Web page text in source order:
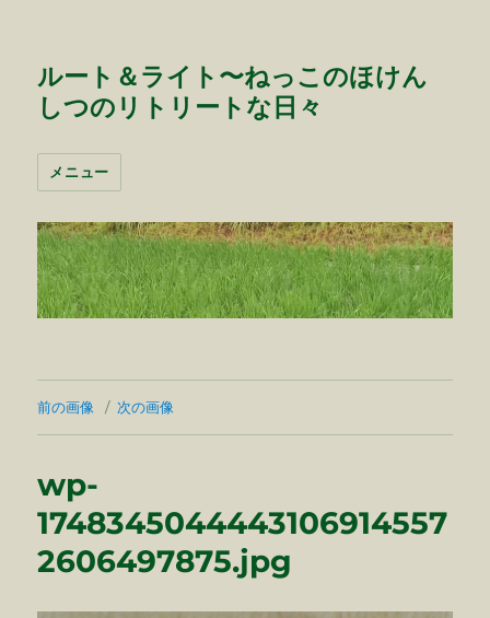
ルート＆ライト〜ねっこのほけん
しつのリトリートな日々
メニュー
前の画像 次の画像
wp-
1748345044443106914557
2606497875.jpg